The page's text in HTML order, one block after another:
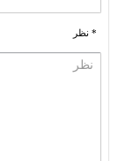
* نظر